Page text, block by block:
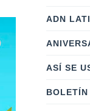
ADN
ASÍ SE
BOLETÍN